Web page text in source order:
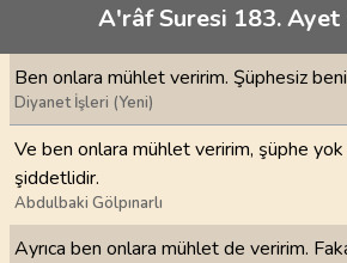
A'râf Suresi 183.
Ben onlara mühlet veririm. Şüphesiz
Diyanet İşleri (Yeni)
Ve ben onlara mühlet veririm, şüphe yok
şiddetlidir.
Abdulbaki Gölpınarlı
Ayrıca ben onlara mühlet de veririm.